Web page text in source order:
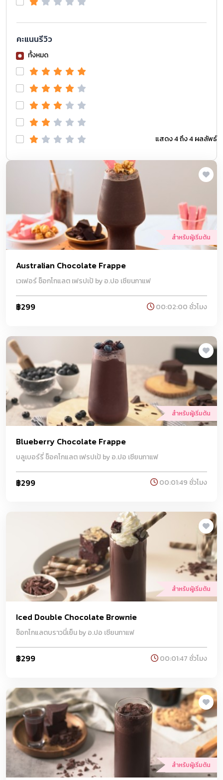
คะแนนรีวิว
ทั้งหมด
แสดง 4 ถึง 4 ผลลัพธ์
สำหรับผู้เริ่มต้น
Australian Chocolate Frappe
เวเฟอร์ ช็อกโกแลต เฟรปเป้ by อ.ปอ เซียนกาแฟ
฿299 00:02:00 ชั่วโมง
สำหรับผู้เริ่มต้น
Blueberry Chocolate Frappe
บลูเบอร์รี่ ช็อคโกแลต เฟรปเป้ by อ.ปอ เซียนกาแฟ
฿299 00:01:49 ชั่วโมง
สำหรับผู้เริ่มต้น
Iced Double Chocolate Brownie
ช็อกโกแลตบราวนี่เย็น by อ.ปอ เซียนกาแฟ
฿299 00:01:47 ชั่วโมง
สำหรับผู้เริ่มต้น